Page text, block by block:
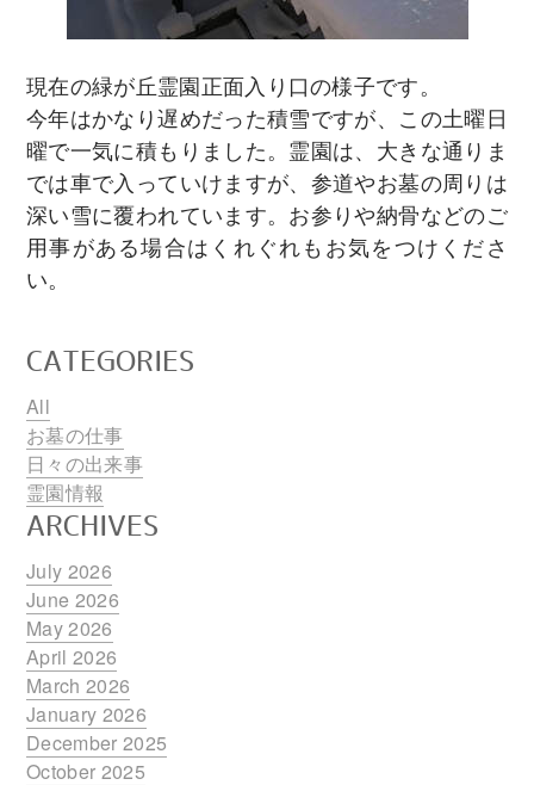
現在の緑が丘霊園正面入り口の様子です。
今年はかなり遅めだった積雪ですが、この土曜日
曜で一気に積もりました。霊園は、大きな通りま
では車で入っていけますが、参道やお墓の周りは
深い雪に覆われています。お参りや納骨などのご
用事がある場合はくれぐれもお気をつけくださ
い。
CATEGORIES
All
お墓の仕事
日々の出来事
霊園情報
ARCHIVES
July 2026
June 2026
May 2026
April 2026
March 2026
January 2026
December 2025
October 2025